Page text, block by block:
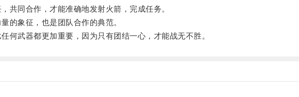
同合作，才能准确地发射火箭，完成任务。
象征，也是团队合作的典范。
武器都更加重要，因为只有团结一心，才能战无不胜。